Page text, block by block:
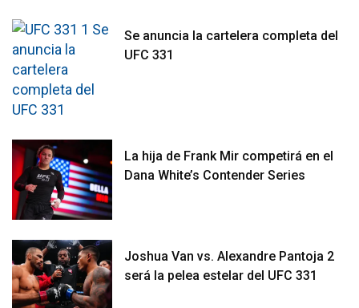
Se anuncia la cartelera completa del
UFC 331
La hija de Frank Mir competirá en el
Dana White’s Contender Series
Joshua Van vs. Alexandre Pantoja 2
será la pelea estelar del UFC 331